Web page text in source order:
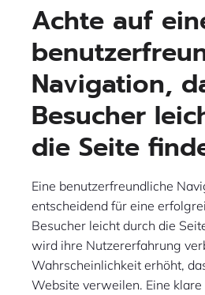
Achte auf
Navigation,
Besucher
die Seite
Eine benutzerfreundliche
entscheidend für eine
Besucher leicht durch die
wird ihre Nutzererfahrung
Wahrscheinlichkeit erhöht,
Website verweilen. Eine